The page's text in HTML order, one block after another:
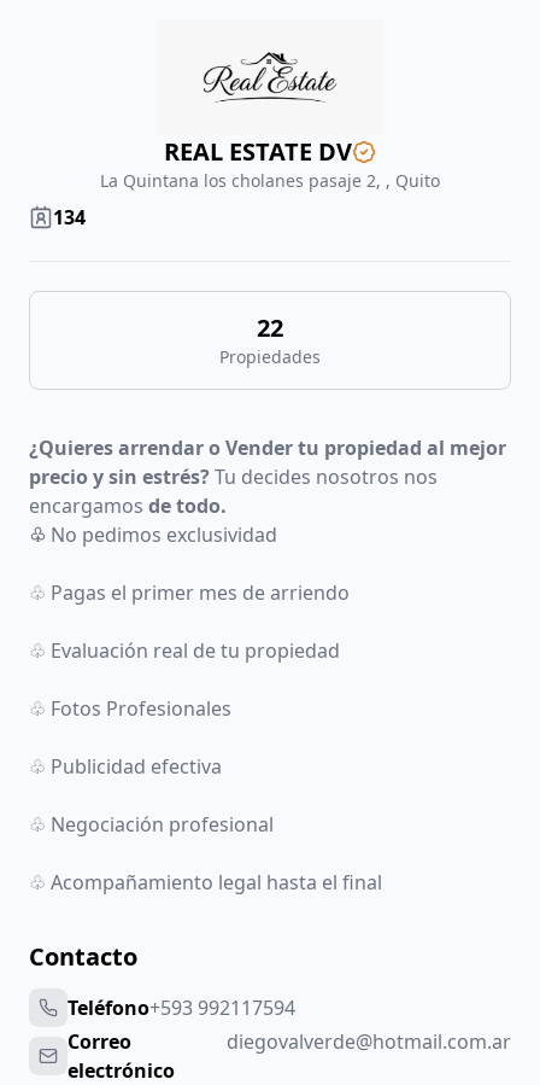
REAL ESTATE DV
La Quintana los cholanes pasaje 2, , Quito
134
22
Propiedades
¿Quieres arrendar o Vender tu propiedad al mejor
precio y sin estrés?Tu decides nosotros nos
encargamos de todo.
♧ No pedimos exclusividad
♧ Pagas el primer mes de arriendo
♧ Evaluación real de tu propiedad
♧ Fotos Profesionales
♧ Publicidad efectiva
♧ Negociación profesional
♧ Acompañamiento legal hasta el final
Contacto
Teléfono+593 992117594
Correo
electrónico
diegovalverde@hotmail.com.ar